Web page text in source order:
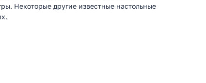
Некоторые другие известные настольные